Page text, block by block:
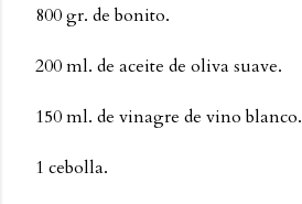
800 gr. de bonito.
200 ml. de aceite de oliva suave.
150 ml. de vinagre de vino blanco.
1 cebolla.